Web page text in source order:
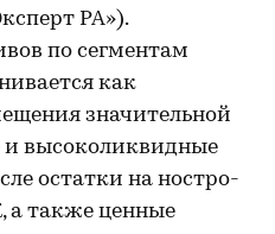
РА»).
по сегментам
как
значительной
и высоколиквидные
остатки на ностро-
а также ценные